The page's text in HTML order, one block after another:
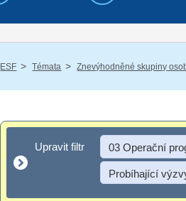
ESF / Témata / Znevýhodněné skupiny
Upravit filtr
Upravit filtr 03 Operační
Probíhající